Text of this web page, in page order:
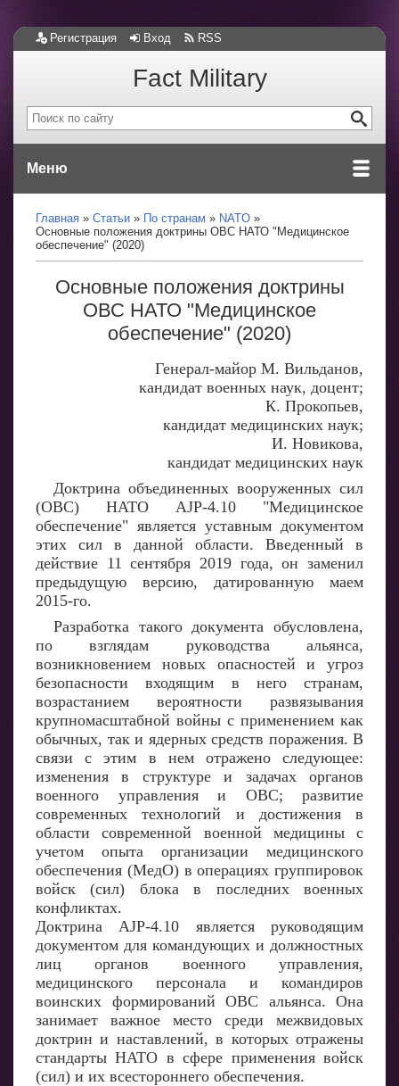
Регистрация Вход RSS
Fact Military
Меню
Главная Статьи По странам
NATO
Основные положения доктрины ОВС НАТО "Медицинское
обеспечение" (2020)
Основные положения доктрины
ОВС НАТО "Медицинское
обеспечение" (2020)
Генерал-майор М. Вильданов,
кандидат военных наук, доцент;
К. Прокопьев,
кандидат медицинских наук;
И. Новикова,
кандидат медицинских наук
Доктрина объединенных вооруженных сил
(ОВС) НАТО AJP-4.10 "Медицинское
обеспечение" является уставным документом
этих сил в данной области. Введенный в
действие 11 сентября 2019 года, он заменил
предыдущую версию, датированную маем
2015-го.
Разработка такого документа обусловлена,
по взглядам руководства альянса,
возникновением новых опасностей и угроз
безопасности входящим в него странам,
возрастанием вероятности развязывания
крупномасштабной войны с применением как
обычных, так и ядерных средств поражения. В
связи с этим в нем отражено следующее:
изменения в структуре и задачах органов
военного управления и ОВС; развитие
современных технологий и достижения в
области современной военной медицины с
учетом опыта организации медицинского
обеспечения (МедО) в операциях группировок
войск (сил) блока в последних военных
конфликтах.
Доктрина AJP-4.10 является руководящим
документом для командующих и должностных
лиц органов военного управления,
медицинского персонала и командиров
воинских формирований ОВС альянса. Она
занимает важное место среди межвидовых
доктрин и наставлений, в которых отражены
стандарты НАТО в сфере применения войск
(сил) и их всестороннего обеспечения.